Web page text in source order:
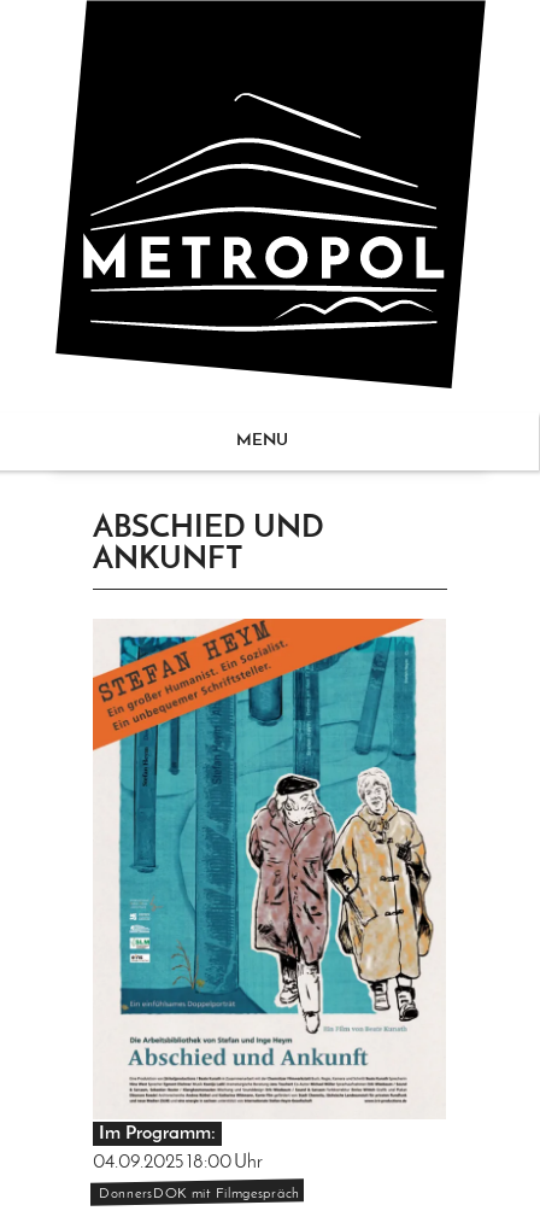
MENU
ABSCHIED UND
ANKUNFT
Im Programm:
04.09.2025 18:00Uhr
DonnersDOK mit Filmgespräch